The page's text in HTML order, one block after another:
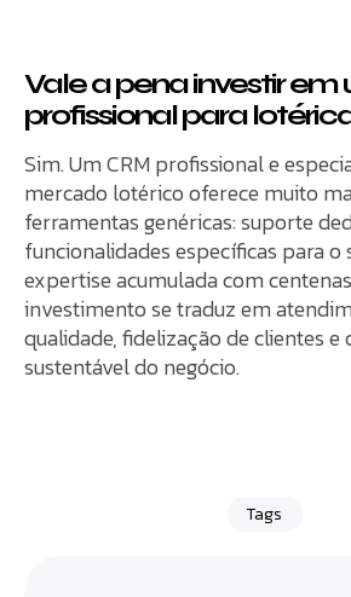
Vale a pena investir em
profissional para
Sim. Um CRM profissional e
mercado lotérico oferece muito
ferramentas genéricas: suporte
funcionalidades específicas para o
expertise acumulada com
investimento se traduz em
qualidade, fidelização de clientes e
sustentável do negócio.
Tags